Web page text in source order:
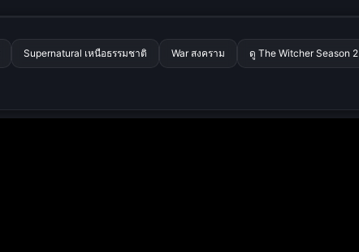
Supernatural เหนือธรรมชาติ War สงคราม ดู The Witcher Season 2